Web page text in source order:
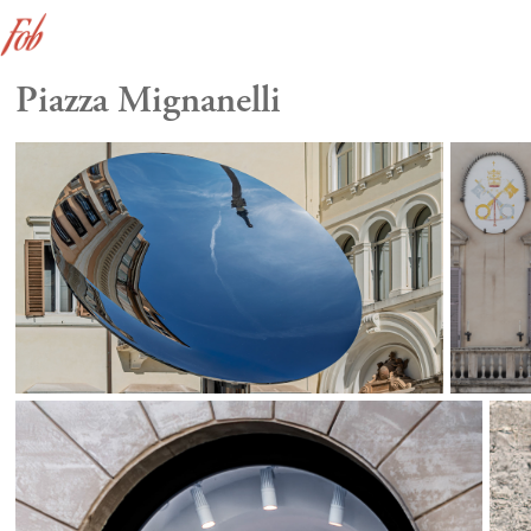
Piazza Mignanelli